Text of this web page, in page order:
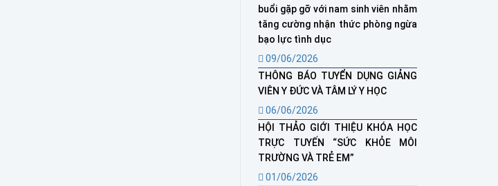
buổi gặp gỡ với nam sinh viên nhằm
tăng cường nhận thức phòng ngừa
bạo lực tình dục
09/06/2026
THÔNG BÁO TUYỂN DỤNG GIẢNG
VIÊN Y ĐỨC VÀ TÂM LÝ Y HỌC
06/06/2026
HỘI THẢO GIỚI THIỆU KHÓA HỌC
TRỰC TUYẾN “SỨC KHỎE MÔI
TRƯỜNG VÀ TRẺ EM”
01/06/2026